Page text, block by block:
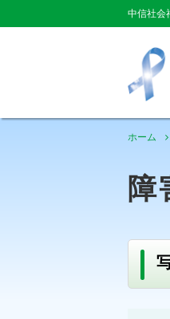
中信社会
ホーム
障